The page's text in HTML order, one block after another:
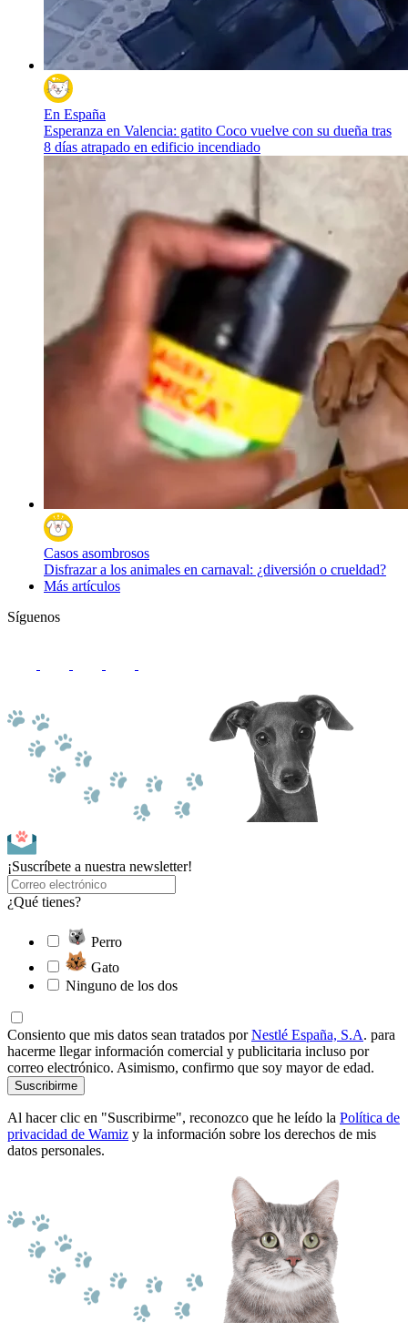
En España
Esperanza en Valencia: gatito Coco vuelve con su dueña tras
8 días atrapado en edificio incendiado
Casos asombrosos
Disfrazar a los animales en carnaval: ¿diversión o crueldad?
Más artículos
Síguenos
¡Suscríbete a nuestra newsletter!
¿Qué tienes?
Perro
Gato
Ninguno de los dos
Consiento que mis datos sean tratados porNestlé España, S.A. para
hacerme llegar información comercial y publicitaria incluso por
correo electrónico. Asimismo, confirmo que soy mayor de edad.
Suscribirme
Al hacer clic en "Suscribirme", reconozco que he leído la Política de
privacidad de Wamiz y la información sobre los derechos de mis
datos personales.